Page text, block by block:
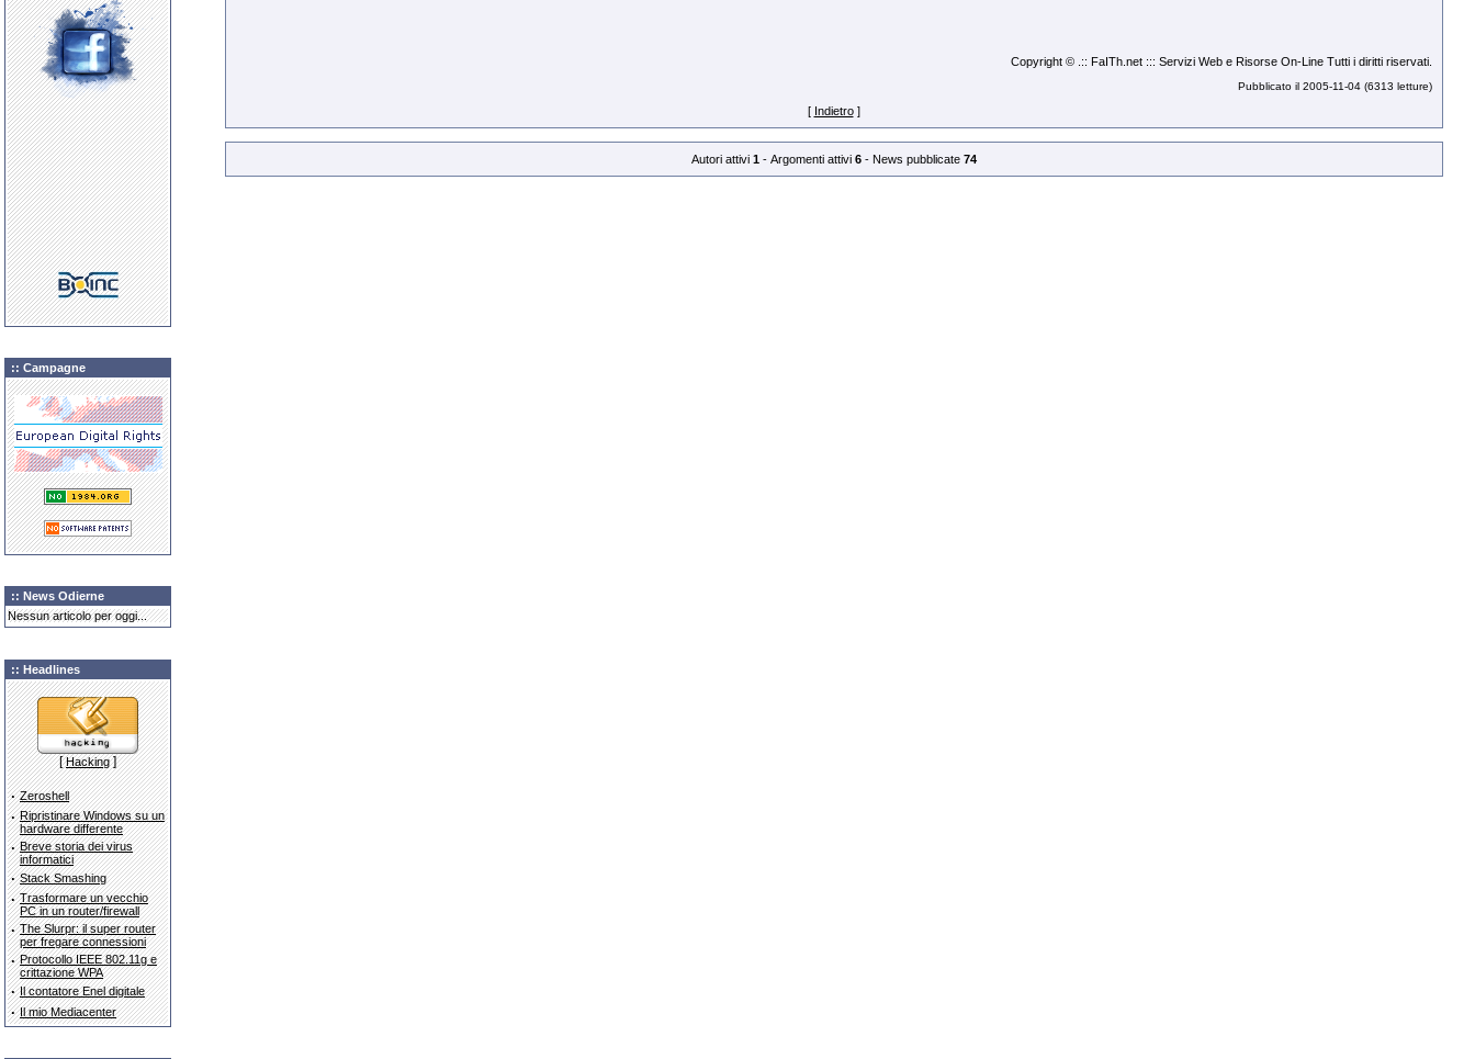
:: Campagne
:: News Odierne
Nessun articolo per oggi...
:: Headlines
[Hacking]
· Zeroshell
· Ripristinare Windows su un
hardware differente
· Breve storia dei virus
informatici
· Stack Smashing
· Trasformare un vecchio
PC in un router/firewall
· The Slurpr: il super router
per fregare connessioni
· Protocollo IEEE 802.11g e
crittazione WPA
· Il contatore Enel digitale
· Il mio Mediacenter
Copyright © .:: FaITh.net ::: Servizi Web e Risorse On-Line Tutti i diritti riservati.
Pubblicato il 2005-11-04 (6313 letture)
[ Indietro]
Autori attivi 1- Argomenti attivi 6- News pubblicate 74